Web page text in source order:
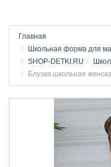
Главная
Школьная форма для
SHOP-DETKI.RU
Блузка школьная